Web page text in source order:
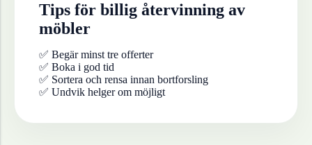
Tips för billig återvinning av
möbler
✅ Begär minst tre offerter
✅ Boka i god tid
✅ Sortera och rensa innan bortforsling
✅ Undvik helger om möjligt